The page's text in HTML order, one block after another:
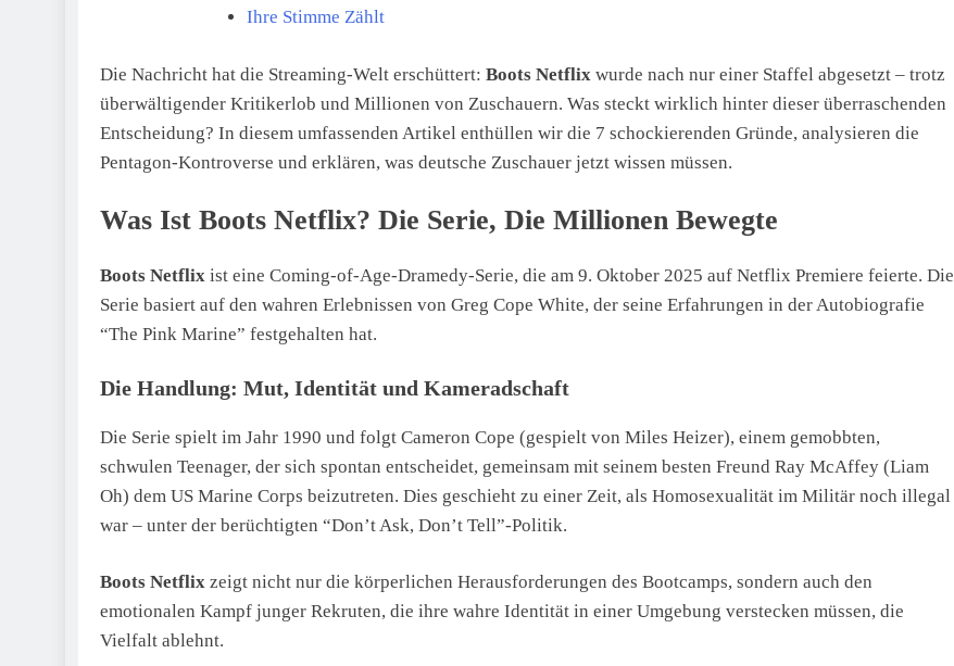
Ihre Stimme Zählt
Die Nachricht hat die Streaming-Welt erschüttert: Boots Netflix wurde nach nur einer Staffel abgesetzt – trotz
überwältigender Kritikerlob und Millionen von Zuschauern. Was steckt wirklich hinter dieser überraschenden
Entscheidung? In diesem umfassenden Artikel enthüllen wir die 7 schockierenden Gründe, analysieren die
Pentagon-Kontroverse und erklären, was deutsche Zuschauer jetzt wissen müssen.
Was Ist Boots Netflix? Die Serie, Die Millionen Bewegte
Boots Netflix ist eine Coming-of-Age-Dramedy-Serie, die am 9. Oktober 2025 auf Netflix Premiere feierte. Die
Serie basiert auf den wahren Erlebnissen von Greg Cope White, der seine Erfahrungen in der Autobiografie
“The Pink Marine” festgehalten hat.
Die Handlung: Mut, Identität und Kameradschaft
Die Serie spielt im Jahr 1990 und folgt Cameron Cope (gespielt von Miles Heizer), einem gemobbten,
schwulen Teenager, der sich spontan entscheidet, gemeinsam mit seinem besten Freund Ray McAffey (Liam
Oh) dem US Marine Corps beizutreten. Dies geschieht zu einer Zeit, als Homosexualität im Militär noch illegal
war – unter der berüchtigten “Don’t Ask, Don’t Tell”-Politik.
Boots Netflix zeigt nicht nur die körperlichen Herausforderungen des Bootcamps, sondern auch den
emotionalen Kampf junger Rekruten, die ihre wahre Identität in einer Umgebung verstecken müssen, die
Vielfalt ablehnt.